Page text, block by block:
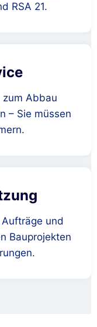
RSA 21.
Abbau
– Sie müssen
und
Bauprojekten